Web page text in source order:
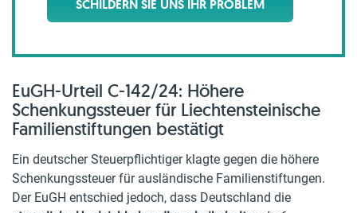
SCHILDERN SIE UNS IHR PROBLEM
EuGH-Urteil C-142/24: Höhere
Schenkungssteuer für Liechtensteinische
Familienstiftungen bestätigt
Ein deutscher Steuerpflichtiger klagte gegen die höhere
Schenkungssteuer für ausländische Familienstiftungen.
Der EuGH entschied jedoch, dass Deutschland die